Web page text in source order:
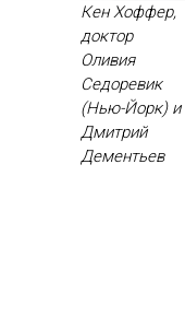
Кен Хоффер,
доктор
Оливия
Седоревик
(Нью-Йорк) и
Дмитрий
Дементьев